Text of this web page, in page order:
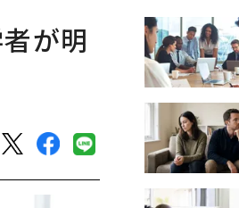
が明